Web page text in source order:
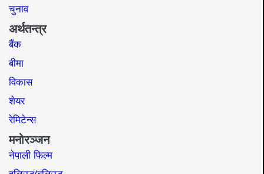
चुनाव
अर्थतन्त्र
बैंक
बीमा
विकास
शेयर
रेमिटेन्स
मनोरञ्जन
नेपाली फिल्म